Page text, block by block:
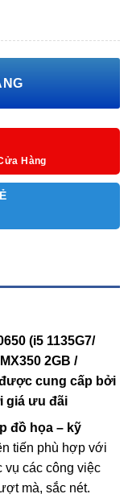
Hàng
(i5 1135G7/
2GB /
được cung cấp bởi
giá ưu đãi
đồ họa – kỹ
tiến phù hợp với
vụ các công việc
mà, sắc nét.